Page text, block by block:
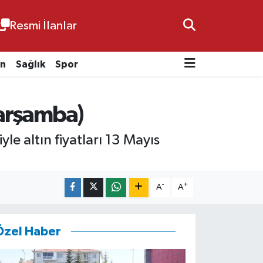
Resmi İlanlar
Sağlık Spor
altın fiyatları 13 Mayıs
A- A+
Haber